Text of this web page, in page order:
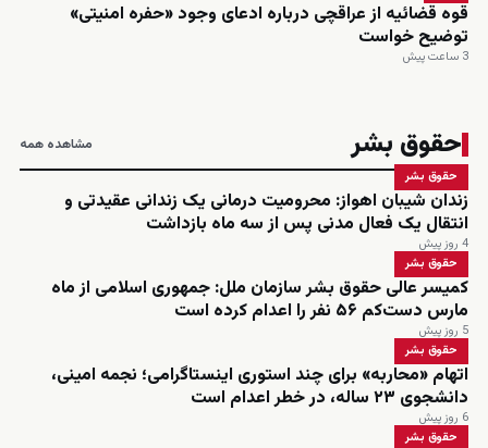
قوه قضائیه از عراقچی درباره ادعای وجود «حفره امنیتی»
توضیح خواست
3 ساعت پیش
حقوق بشر مشاهده همه
حقوق بشر
زندان شیبان اهواز: محرومیت درمانی یک زندانی عقیدتی و
انتقال یک فعال مدنی پس از سه ماه بازداشت
4 روز پیش
حقوق بشر
کمیسر عالی حقوق بشر سازمان ملل: جمهوری اسلامی از ماه
مارس دست‌کم ۵۶ نفر را اعدام کرده است
5 روز پیش
حقوق بشر
اتهام «محاربه» برای چند استوری اینستاگرامی؛ نجمه امینی،
دانشجوی ۲۳ ساله، در خطر اعدام است
6 روز پیش
حقوق بشر